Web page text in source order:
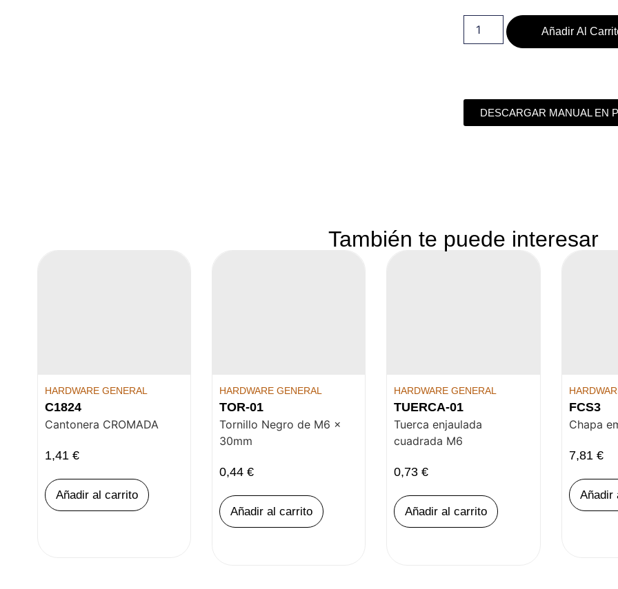
Añadir Al
DESCARGAR MANUAL EN
También te puede interesar
HARDWARE GENERAL
C1824
Cantonera CROMADA
1,41 €
Añadir al carrito
HARDWARE GENERAL
TOR-01
Tornillo Negro de M6 x
30mm
0,44€
Añadir al carrito
HARDWARE GENERAL
TUERCA-01
Tuerca enjaulada
cuadrada M6
0,73€
Añadir al carrito
FCS3
Chapa
7,81 €
Añadir